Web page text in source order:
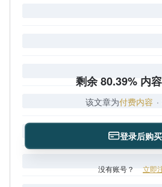
剩余 80.39% 内
该文章为付费内容 ·
登录后购买
没有账号？ 立即